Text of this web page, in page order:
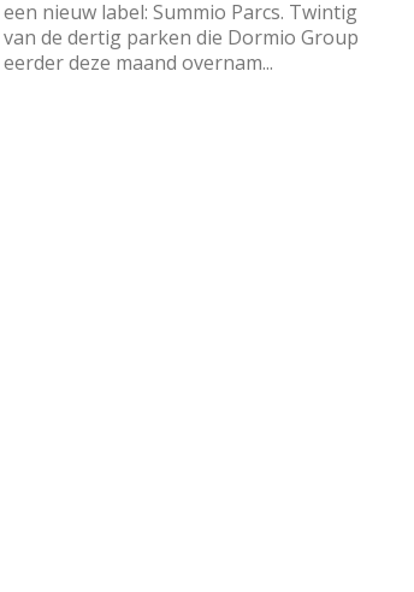
een nieuw label: Summio Parcs. Twintig
van de dertig parken die Dormio Group
eerder deze maand overnam...